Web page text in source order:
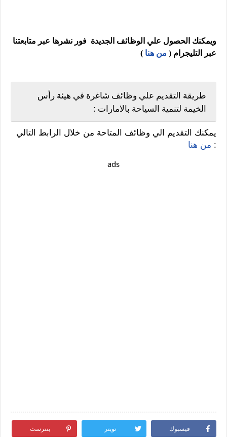
ويمكنك الحصول علي الوظائف الجديدة فور نشرها عبر متابعتنا
عبر التليجرام ( من هنا )
طريقة التقديم علي وظائف شاغرة في هيئة رأس
الخيمة لتنمية السياحة بالامارات :
يمكنك التقديم الي وظائف المتاحة من خلال الرابط التالي
: من هنا
ads
فيسبوك تويتر بنترست